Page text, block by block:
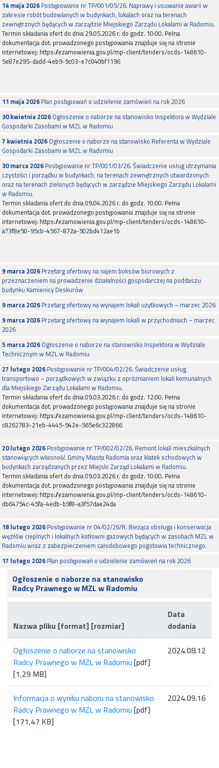
14 maja 2026 Postępowanie nr TP/001/05/26. Naprawy i usuwanie awarii w
zakresie robót budowlanych w budynkach, lokalach oraz na terenach
zewnętrznych będących w zarządzie Miejskiego Zarządu Lokalami w Radomiu.
Termin składania ofert do dnia 29.05.2026 r. do godz. 10:00. Pełna
dokumentacja dot. prowadzonego postępowania znajduje się na stronie
internetowej: https://ezamowienia.gov.pl/mp-client/tenders/ocds-148610-
5e87e295-dadd-4eb9-9c03-e7c040bf1196
11 maja 2026 Plan postępowań o udzielenie zamówień na rok 2026
30 kwietnia 2026 Ogłoszenie o naborze na stanowisko Inspektora w Wydziale
Gospodarki Zasobami w MZL w Radomiu
7 kwietnia 2026 Ogłoszenie o naborze na stanowisko Referenta w Wydziale
Gospodarki Zasobami w MZL w Radomiu
30 marca 2026 Postępowanie nr TP/001/03/26. Świadczenie usług utrzymania
czystości i porządku w budynkach, na terenach zewnętrznych utwardzonych
oraz na terenach zielonych będących w zarządzie Miejskiego Zarządu Lokalami
w Radomiu.
Termin składania ofert do dnia 09.04.2026 r. do godz. 10:00. Pełna
dokumentacja dot. prowadzonego postępowania znajduje się na stronie
internetowej: https://ezamowienia.gov.pl/mp-client/tenders/ocds-148610-
a73f8e50-95cb-4567-872a-502bd412ae1b
9 marca 2026 Przetarg ofertowy na najem boksów biurowych z
przeznaczeniem na prowadzenie działalności gospodarczej na poddaszu
budynku Kamienicy Deskurów
9 marca 2026 Przetarg ofertowy na wynajem lokali użytkowych – marzec 2026
9 marca 2026 Przetarg ofertowy na wynajem lokali w przychodniach – marzec
2026
5 marca 2026 Ogłoszenie o naborze na stanowisko Inspektora w Wydziale
Technicznym w MZL w Radomiu
27 lutego 2026 Postępowanie nr TP/004/02/26. Świadczenie usług
transportowo – porządkowych w związku z opróżnianiem lokali komunalnych
dla Miejskiego Zarządu Lokalami w Radomiu.
Termin składania ofert do dnia 09.03.2026 r. do godz. 12:00. Pełna
dokumentacja dot. prowadzonego postępowania znajduje się na stronie
internetowej: https://ezamowienia.gov.pl/mp-client/tenders/ocds-148610-
c8262783-21eb-4445-942e-565e6c322866
20 lutego 2026 Postępowanie nr TP/002/02/26. Remont lokali mieszkalnych
stanowiących własność Gminy Miasta Radomia oraz klatek schodowych w
budynkach zarządzanych przez Miejski Zarząd Lokalami w Radomiu.
Termin składania ofert do dnia 09.03.2026 r. do godz. 10:00. Pełna
dokumentacja dot. prowadzonego postępowania znajduje się na stronie
internetowej: https://ezamowienia.gov.pl/mp-client/tenders/ocds-148610-
db64754c-45fa-4edb-b9f8-a3f57dae24da
18 lutego 2026 Postępowanie nr 04/02/26/R. Bieżąca obsługa i konserwacja
węzłów cieplnych i lokalnych kotłowni gazowych będących w zasobach MZL w
Radomiu wraz z zabezpieczeniem całodobowego pogotowia technicznego.
17 lutego 2026 Plan postępowań o udzielenie zamówień na rok 2026
Ogłoszenie o naborze na stanowisko
Radcy Prawnego w MZL w Radomiu
Nazwa pliku [format] [rozmiar]
Data
dodania
Ogłoszenie o naborze na stanowisko
Radcy Prawnego w MZL w Radomiu [pdf]
[1,29 MB]
2024.08.12
Informacja o wyniku naboru na stanowisko
Radcy Prawnego w MZL w Radomiu [pdf]
[171,47 KB]
2024.09.16